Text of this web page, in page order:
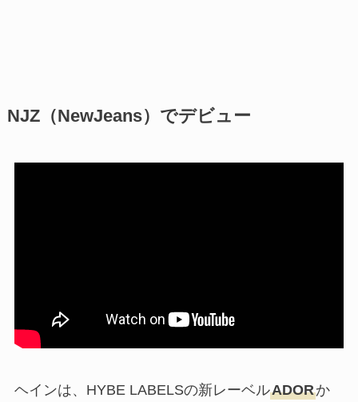
NJZ（NewJeans）でデビュー
ヘインは、HYBE LABELSの新レーベルADORか